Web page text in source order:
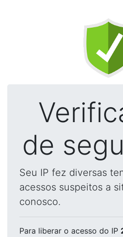
de
Seu IP fez diversas
acessos suspeitos a
conosco.
Para liberar o acesso do IP